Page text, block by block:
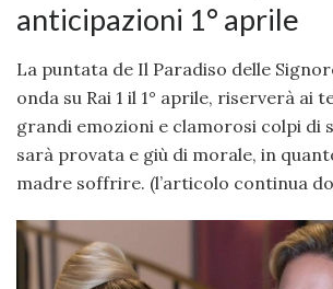
anticipazioni 1° aprile
La puntata de Il Paradiso delle
onda su Rai 1 il 1° aprile, riserverà ai
grandi emozioni e clamorosi colpi di
sarà provata e giù di morale, in
madre soffrire. (l’articolo continua